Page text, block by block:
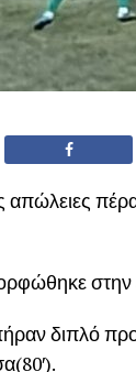
απώλειες
διπλό